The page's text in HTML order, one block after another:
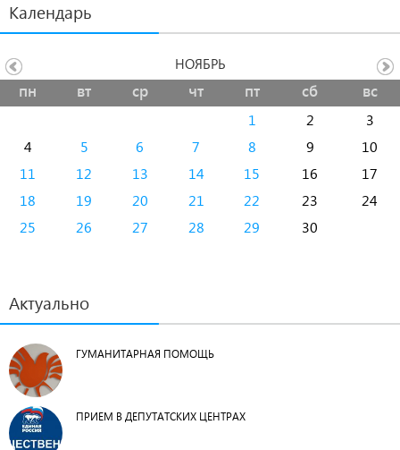
Календарь
пн вт ср чт пт сб вс
1 2
3
4
5 6 7 8 9
10
11
12 13 14 15 16
17
18
19 20 21 22 23
24
25
26 27 28 29 30
НОЯБРЬ
Актуально
ГУМАНИТАРНАЯ ПОМОЩЬ
ПРИЕМ В ДЕПУТАТСКИХ ЦЕНТРАХ